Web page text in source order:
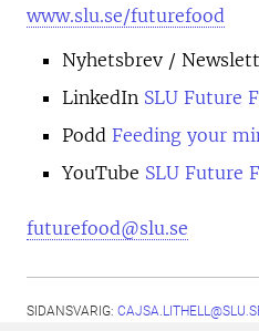
www.slu.se/futurefood
Nyhetsbrev /
LinkedIn SLU Future
Podd Feeding your
YouTube SLU Future
futurefood@slu.se
SIDANSVARIG: